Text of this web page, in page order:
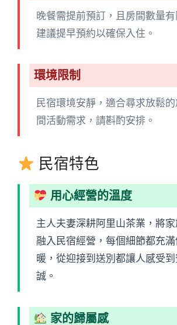
晚餐需提前預訂，且房間數量
建議提早預約以確保入住。
環境限制
民宿環境安靜，適合尋求放鬆
間活動需求，請斟酌安排。
民宿特色
用心經營的溫度
主人夫妻深耕阿里山茶業，將
融入民宿經營，每個細節都充
暖，從迎接到送別都讓人感受
誠。
家的歸屬感